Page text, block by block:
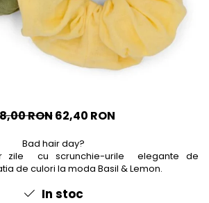
RON62,40 RON
Bad hair day?
zile cu scrunchie-urile elegante de
de culori la moda Basil & Lemon.
In stoc